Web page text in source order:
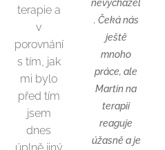
terapie a
v
porovnání
s tím, jak
mi bylo
před tím
jsem
dnes
nevycházel
. Čeká nás
ještě
mnoho
práce, ale
Martin na
terapii
reaguje
úžasně a je